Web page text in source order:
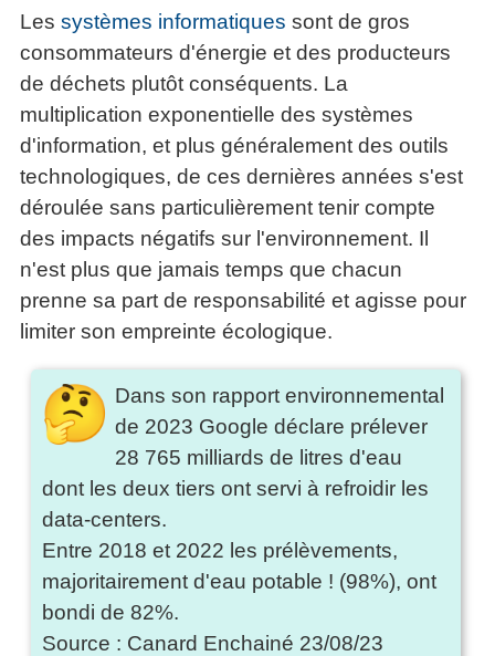
▶
les
articles
PDF
gratuits
»»»
Les systèmes informatiques sont de gros
consommateurs d'énergie et des producteurs
de déchets plutôt conséquents. La
multiplication exponentielle des systèmes
d'information, et plus généralement des outils
technologiques, de ces dernières années s'est
déroulée sans particulièrement tenir compte
des impacts négatifs sur l'environnement. Il
n'est plus que jamais temps que chacun
prenne sa part de responsabilité et agisse pour
limiter son empreinte écologique.
Dans son rapport environnemental
de 2023 Google déclare prélever
28 765 milliards de litres d'eau
dont les deux tiers ont servi à refroidir les
data-centers.
Entre 2018 et 2022 les prélèvements,
majoritairement d'eau potable ! (98%), ont
bondi de 82%.
Source : Canard Enchainé 23/08/23